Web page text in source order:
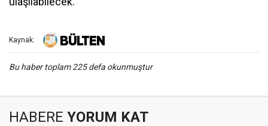
Kaynak:
Bu haber toplam 225 defa okunmuştur
HABERE YORUM KAT